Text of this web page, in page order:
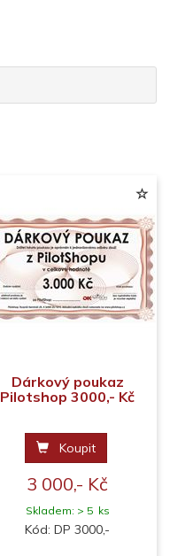
Dárkový poukaz
Pilotshop 3000,- Kč
Koupit
3 000,- Kč
Skladem: > 5 ks
Kód: DP 3000,-